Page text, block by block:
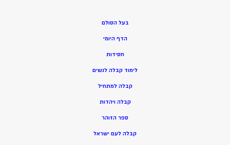
בעל הסולם
הדף היומי
חסידות
לימוד קבלה לנשים
קבלה למתחיל
קבלה ויהדות
ספר הזוהר
קבלה לעם ישראל